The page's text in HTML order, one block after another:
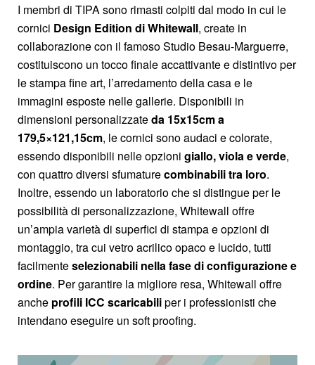
I membri di TIPA sono rimasti colpiti dal modo in cui le
cornici Design Edition di Whitewall, create in
collaborazione con il famoso Studio Besau-Marguerre,
costituiscono un tocco finale accattivante e distintivo per
le stampa fine art, l’arredamento della casa e le
immagini esposte nelle gallerie. Disponibili in
dimensioni personalizzateda 15x15cm a
179,5×121,15cm, le cornici sono audaci e colorate,
essendo disponibili nelle opzioni giallo, viola e verde,
con quattro diversi sfumaturecombinabili tra loro.
Inoltre, essendo un laboratorio che si distingue per le
possibilità di personalizzazione, Whitewall offre
un’ampia varietà di superfici di stampa e opzioni di
montaggio, tra cui vetro acrilico opaco e lucido, tutti
facilmenteselezionabili nella fase di configurazione e
ordine. Per garantire la migliore resa, Whitewall offre
anche profili ICC scaricabiliper i professionisti che
intendano eseguire un soft proofing.